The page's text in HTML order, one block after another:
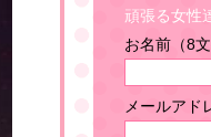
頑張る女性
お名前（8文
メールアド